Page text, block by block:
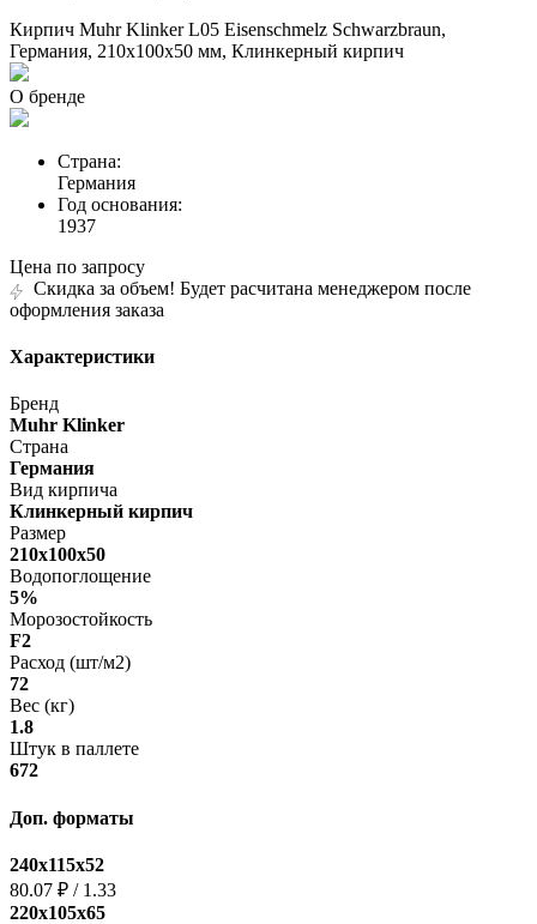
Кирпич Muhr Klinker L05 Eisenschmelz Schwarzbraun,
Германия, 210х100х50 мм, Клинкерный кирпич
О бренде
Страна:
Германия
Год основания:
1937
Цена по запросу
Скидка за объем! Будет расчитана менеджером после
оформления заказа
Характеристики
Бренд
Muhr Klinker
Страна
Германия
Вид кирпича
Клинкерный кирпич
Размер
210х100х50
Водопоглощение
5%
Морозостойкость
F2
Расход (шт/м2)
72
Вес (кг)
1.8
Штук в паллете
672
Доп. форматы
240x115x52
80.07 ₽ / 1.33
220x105x65